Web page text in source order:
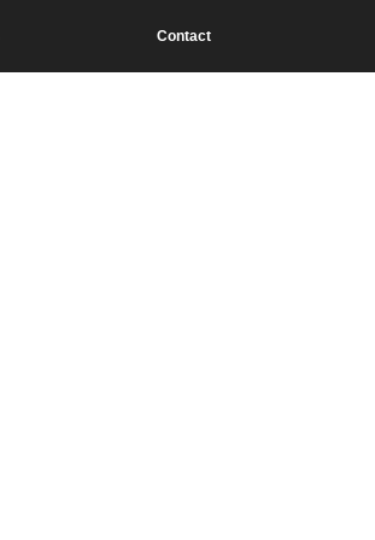
Contact